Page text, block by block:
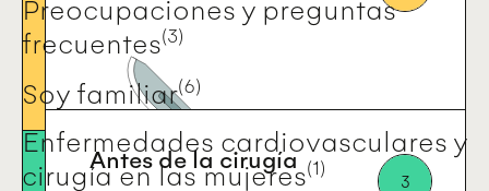
Conoce tu corazón
Antes de la cirugía
3
Preocupaciones y preguntas
frecuentes(3)
Soy familiar(6)
Enfermedades cardiovasculares y
cirugía en las mujeres(1)